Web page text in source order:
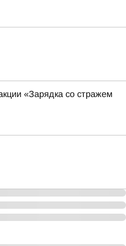
«Зарядка со стражем